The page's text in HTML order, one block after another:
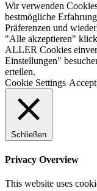
Wir verwenden
bestmögliche
Präferenzen und
"Alle akzeptieren"
ALLER Cookies
Einstellungen"
erteilen.
Cookie Settings
Schließen
Privacy Overview
This website uses